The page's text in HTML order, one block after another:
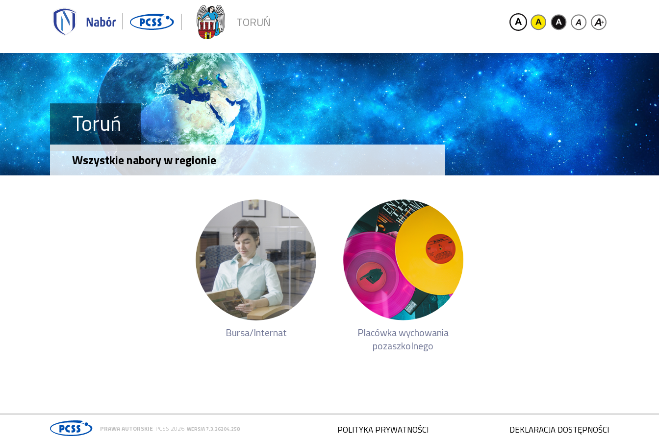
TORUŃ
Toruń
Wszystkie nabory w regionie
Bursa/Internat
Placówka wychowania
pozaszkolnego
PRAWA AUTORSKIE PCSS 2026 WERSJA 7.3.26204.258 DEKLARACJA DOSTĘPNOŚCI
POLITYKA PRYWATNOŚCI